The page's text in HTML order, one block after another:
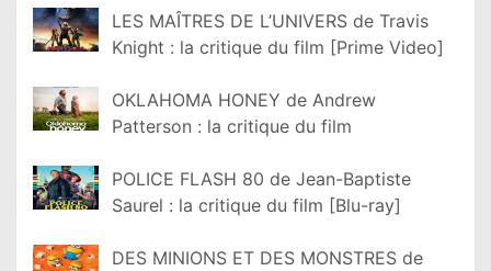
LES MAÎTRES DE L’UNIVERS de Travis
Knight : la critique du film [Prime Video]
OKLAHOMA HONEY de Andrew
Patterson : la critique du film
POLICE FLASH 80 de Jean-Baptiste
Saurel : la critique du film [Blu-ray]
DES MINIONS ET DES MONSTRES de